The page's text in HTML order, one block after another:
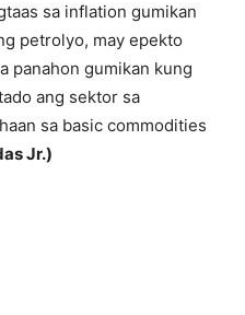
sa inflation gumikan
petrolyo, may epekto
panahon gumikan kung
ang sektor sa
sa basic commodities
Jr.)